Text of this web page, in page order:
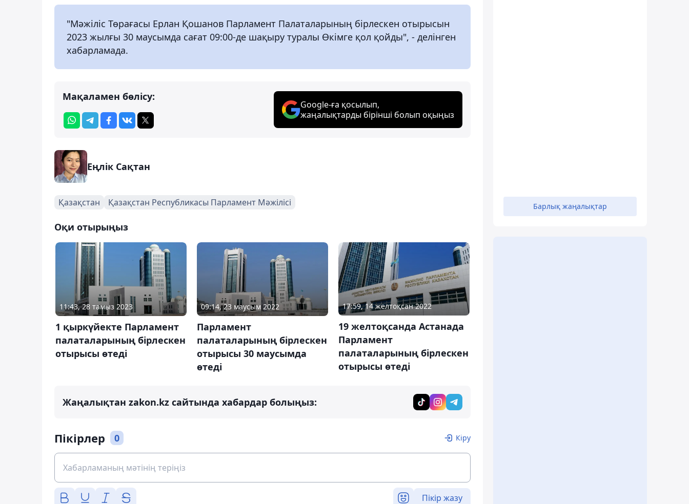
"Мәжіліс Төрағасы Ерлан Қошанов Парламент Палаталарының бірлескен отырысын
2023 жылғы 30 маусымда сағат 09:00-де шақыру туралы Өкімге қол қойды", - делінген
хабарламада.
Мақаламен бөлісу:
Google-ға қосылып,
жаңалықтарды бірінші болып оқыңыз
Еңлік Сақтан
Қазақстан Қазақстан Республикасы Парламент Мәжілісі
Оқи отырыңыз
11:43, 28 тамыз 2023
1 қыркүйекте Парламент
палаталарының бірлескен
отырысы өтеді
09:14, 23 маусым 2022
Парламент
палаталарының бірлескен
отырысы 30 маусымда
өтеді
17:59, 14 желтоқсан 2022
19 желтоқсанда Астанада
Парламент
палаталарының бірлескен
отырысы өтеді
Жаңалықтан zakon.kz сайтында хабардар болыңыз:
Пікірлер 0 Кіру
Пікір жазу
Барлық жаңалықтар